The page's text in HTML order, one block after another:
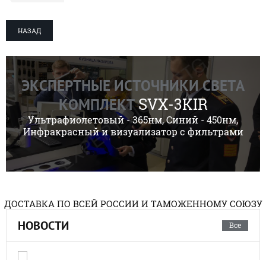
НАЗАД
ЭКСПЕРТНЫЕ ИСТОЧНИКИ СВЕТА
КОМПЛЕКТSVX-3KIR
Ультрафиолетовый - 365нм, Синий - 450нм,
Инфракрасный и визуализатор с фильтрами
ДОСТАВКА ПО ВСЕЙ РОССИИ И ТАМОЖЕННОМУ СОЮЗУ
НОВОСТИ Все